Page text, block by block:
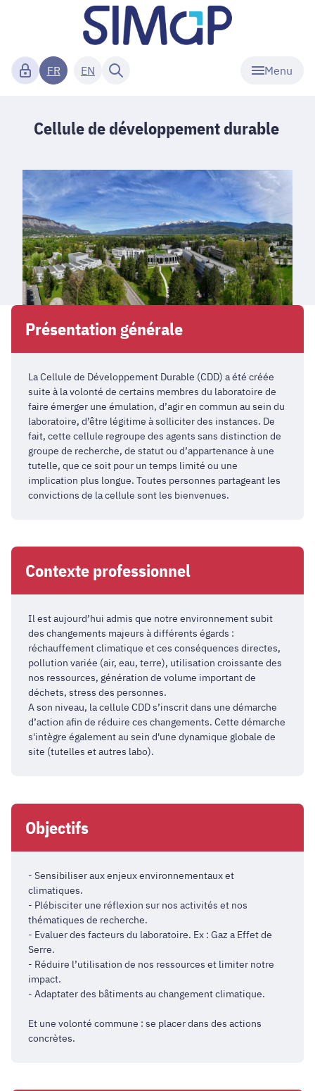
Menu
FR EN
Cellule de développement durable
Présentation générale
La Cellule de Développement Durable (CDD) a été créée
suite à la volonté de certains membres du laboratoire de
faire émerger une émulation, d’agir en commun au sein du
laboratoire, d’être légitime à solliciter des instances. De
fait, cette cellule regroupe des agents sans distinction de
groupe de recherche, de statut ou d’appartenance à une
tutelle, que ce soit pour un temps limité ou une
implication plus longue. Toutes personnes partageant les
convictions de la cellule sont les bienvenues.
Contexte professionnel
Il est aujourd’hui admis que notre environnement subit
des changements majeurs à différents égards :
réchauffement climatique et ces conséquences directes,
pollution variée (air, eau, terre), utilisation croissante des
nos ressources, génération de volume important de
déchets, stress des personnes.
A son niveau, la cellule CDD s’inscrit dans une démarche
d’action afin de réduire ces changements. Cette démarche
s'intègre également au sein d'une dynamique globale de
site (tutelles et autres labo).
Objectifs
- Sensibiliser aux enjeux environnementaux et
climatiques.
- Plébisciter une réflexion sur nos activités et nos
thématiques de recherche.
- Evaluer des facteurs du laboratoire. Ex : Gaz a Effet de
Serre.
- Réduire l’utilisation de nos ressources et limiter notre
impact.
- Adaptater des bâtiments au changement climatique.
Et une volonté commune : se placer dans des actions
concrètes.